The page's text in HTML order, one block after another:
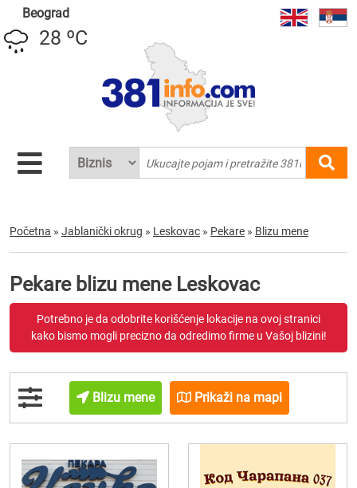
Beograd
28 ºC
Početna » Jablanički okrug » Leskovac » Pekare » Blizu mene
Pekare blizu mene Leskovac
Potrebno je da odobrite korišćenje lokacije na ovoj stranici
kako bismo mogli precizno da odredimo firme u Vašoj blizini!
Blizu mene Prikaži na mapi